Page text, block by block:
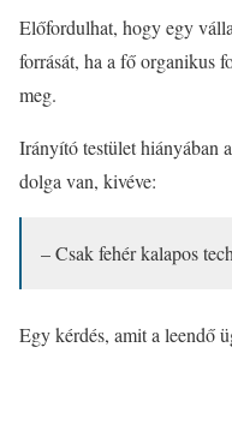
Előfordulhat, hogy egy
forrását, ha a fő organikus
meg.
Irányító testület hiányában
dolga van, kivéve:
– Csak fehér kalapos
Egy kérdés, amit a leendő